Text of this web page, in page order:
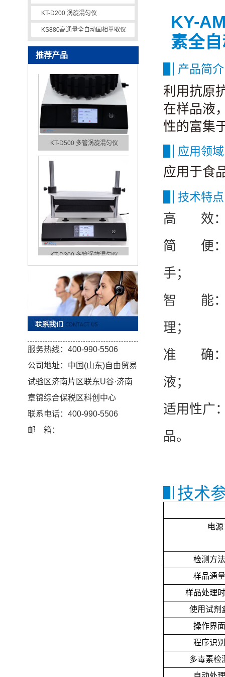
KT-D200 涡旋混匀仪
KS880高通量全自动固相萃取仪
推荐产品
KT-D600 多管涡旋混匀仪
KT-D500 多管涡旋混匀仪
KT-D300 多管涡旋混匀仪
服务热线：400-990-5506
公司地址：中国(山东)自由贸易
试验区济南片区联东U谷·济南
章锦综合保税区科创中心
联系电话：400-990-5506
邮 箱：
KY-
素全
产品简介
利用抗原
在样品液
性的富集
应用领域
应用于食
技术特点
⾼ 效：
简 便：
⼿；
智 能：
理；
准 确：
液；
适⽤性⼴
品。
技术
电
检测方
样品通
样品处理
使用试剂
操作界
程序识
多毒素检